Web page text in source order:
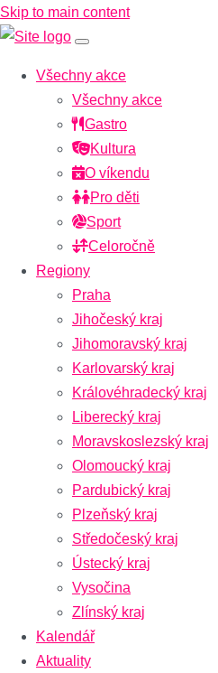
Skip to main content
Všechny akce
Všechny akce
Gastro
Kultura
O víkendu
Pro děti
Sport
Celoročně
Regiony
Praha
Jihočeský kraj
Jihomoravský kraj
Karlovarský kraj
Královéhradecký kraj
Liberecký kraj
Moravskoslezský kraj
Olomoucký kraj
Pardubický kraj
Plzeňský kraj
Středočeský kraj
Ústecký kraj
Vysočina
Zlínský kraj
Kalendář
Aktuality